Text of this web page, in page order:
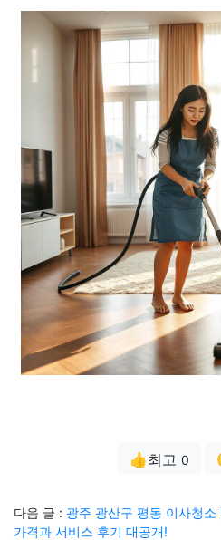
👍최고 0
다음 글 : 광주 광산구 평동 이사청
가격과 서비스 후기 대공개!